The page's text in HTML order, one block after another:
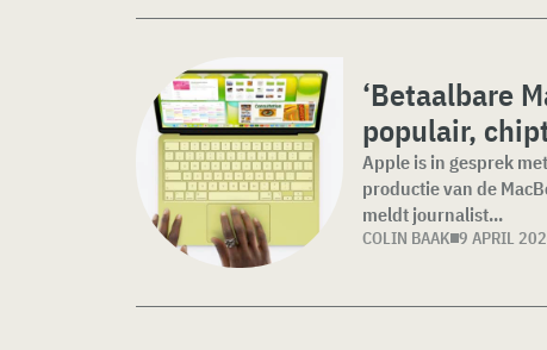
‘Betaalbare
populair,
Apple is in gesprek
productie van de
meldt journalist...
COLIN BAAK 9 APRIL